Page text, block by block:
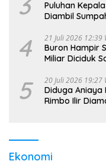
Puluhan
Diambil
4 21 Juli 2026 12:39
Buron Hampir
Miliar Diciduk
5 20 Juli 2026 19:27
Diduga Aniaya
Rimbo Ilir
Ekonomi